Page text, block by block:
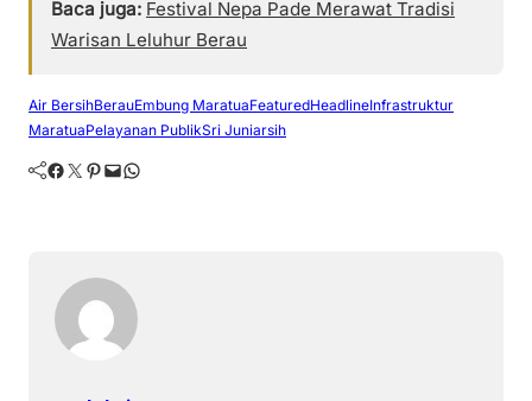
Baca juga: Festival Nepa Pade Merawat Tradisi
Warisan Leluhur Berau
Air BersihBerauEmbung MaratuaFeaturedHeadlineInfrastruktur
MaratuaPelayanan PublikSri Juniarsih
Facebook Twitter Pinterest Mail WhatsApp